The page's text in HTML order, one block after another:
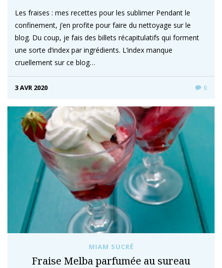
Les fraises : mes recettes pour les sublimer Pendant le
confinement, j’en profite pour faire du nettoyage sur le
blog. Du coup, je fais des billets récapitulatifs qui forment
une sorte d’index par ingrédients. L’index manque
cruellement sur ce blog…
3 AVR 2020 0
MIAM SUCRÉ
Fraise Melba parfumée au sureau